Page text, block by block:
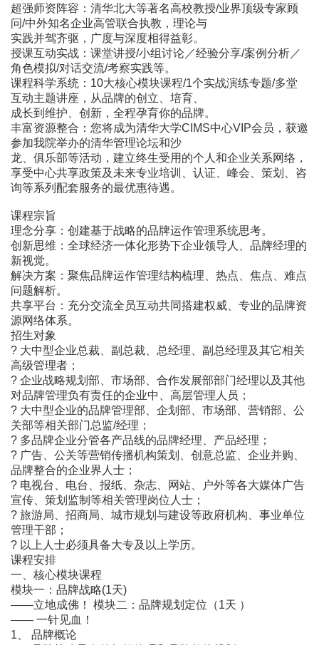
超强师资阵容：清华北大等著名高校教授/业界顶级专家顾
问/中外知名企业高管联合执教，理论与
实践并驾齐驱，广度与深度相得益彰。
授课互动实战：课堂讲授/小组讨论／经验分享/案例分析／
角色模拟/对话交流/考察实践等。
课程科学系统：10大核心模块课程/1个实战演练专题/多堂
互动主题讲座，从品牌的创立、培育、
成长到维护、创新，全程孕育你的品牌。
丰富资源整合：您将成为清华大学CIMS中心VIP会员，获邀
参加我院举办的清华管理论坛和沙
龙、俱乐部等活动，建立终生受用的个人和企业关系网络，
享受中心共享政策及未来专业培训、认证、峰会、策划、咨
询等系列配套服务的最优惠待遇。
课程宗旨
理念分享：创建基于战略的品牌运作管理系统思考。
创新思维：全球经济一体化形势下企业领导人、品牌经理的
新视觉。
解决方案：聚焦品牌运作管理结构梳理、热点、焦点、难点
问题解析。
共享平台：充分交流全员互动共同搭建权威、专业的品牌资
源网络体系。
招生对象
? 大中型企业总裁、副总裁、总经理、副总经理及其它相关
高级管理者；
? 企业战略规划部、市场部、合作发展部部门经理以及其他
对品牌管理负有责任的企业中、高层管理人员；
? 大中型企业的品牌管理部、企划部、市场部、营销部、公
关部等相关部门总监/经理；
? 多品牌企业分管各产品线的品牌经理、产品经理；
? 广告、公关等营销传播机构策划、创意总监、企业并购、
品牌整合的企业界人士；
? 电视台、电台、报纸、杂志、网站、户外等各大媒体广告
宣传、策划监制等相关管理岗位人士；
? 旅游局、招商局、城市规划与建设等政府机构、事业单位
管理干部；
? 以上人士必须具备大专及以上学历。
课程安排
一、核心模块课程
模块一：品牌战略(1天)
――立地成佛！ 模块二：品牌规划定位（1天 ）
―― 一针见血！
1、 品牌概论